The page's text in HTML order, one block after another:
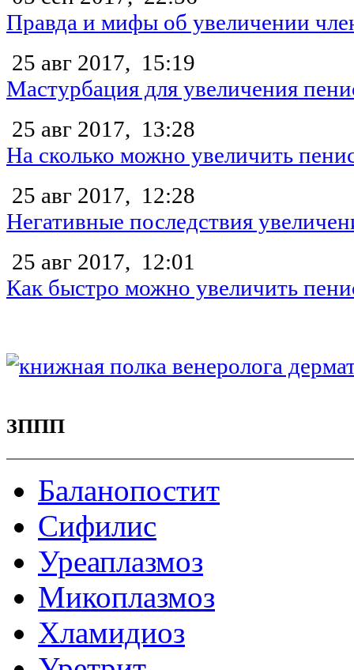
Правда и мифы об увеличении
25 авг 2017, 15:19
Мастурбация для увеличения
25 авг 2017, 13:28
На сколько можно увеличить
25 авг 2017, 12:28
Негативные последствия
25 авг 2017, 12:01
Как быстро можно увеличить
ЗППП
Баланопостит
Сифилис
Уреаплазмоз
Микоплазмоз
Хламидиоз